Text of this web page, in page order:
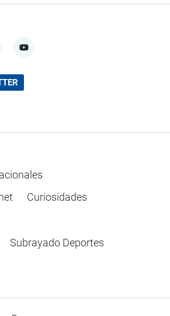
Curiosidades
Subrayado Deportes